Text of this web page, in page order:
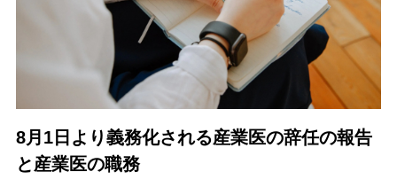
8月1日より義務化される産業医の辞任の報告
と産業医の職務